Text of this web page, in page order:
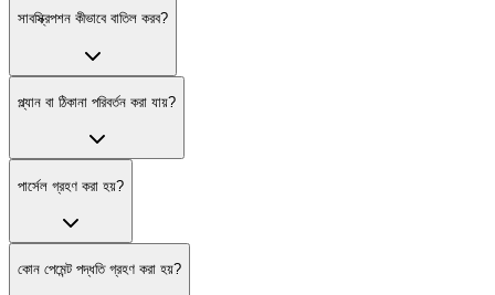
সাবস্ক্রিপশন কীভাবে বাতিল করব?
প্ল্যান বা ঠিকানা পরিবর্তন করা যায়?
পার্সেল গ্রহণ করা হয়?
কোন পেমেন্ট পদ্ধতি গ্রহণ করা হয়?